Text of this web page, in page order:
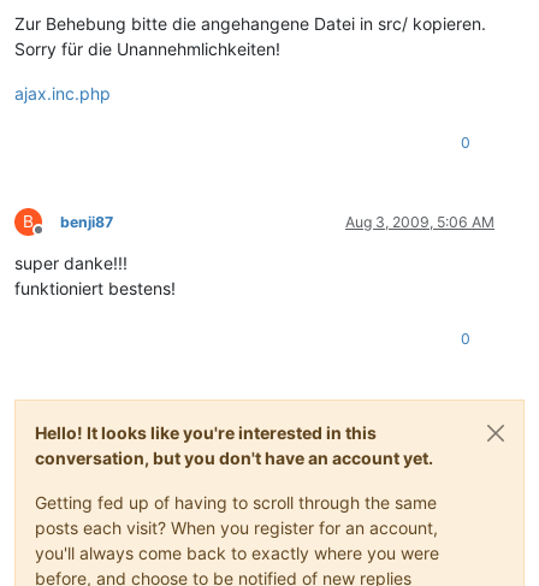
Zur Behebung bitte die angehangene Datei in src/ kopieren.
Sorry für die Unannehmlichkeiten!
ajax.inc.php
0
B
Offline
benji87 Aug 3, 2009, 5:06 AM
super danke!!!
funktioniert bestens!
0
Hello! It looks like you're interested in this
conversation, but you don't have an account yet.
Getting fed up of having to scroll through the same
posts each visit? When you register for an account,
you'll always come back to exactly where you were
before, and choose to be notified of new replies